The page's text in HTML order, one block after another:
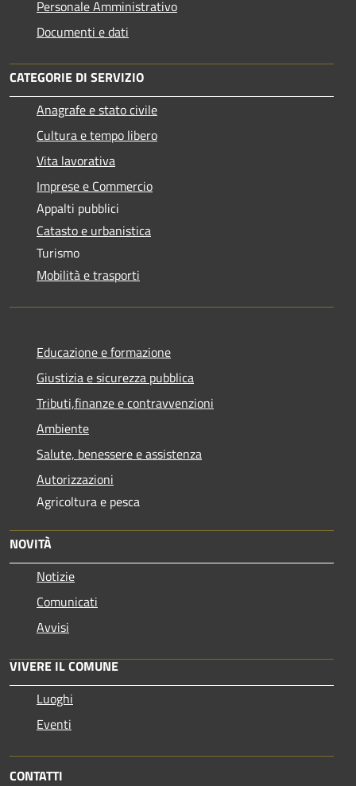
Personale Amministrativo
Documenti e dati
CATEGORIE DI SERVIZIO
Anagrafe e stato civile
Cultura e tempo libero
Vita lavorativa
Imprese e Commercio
Appalti pubblici
Catasto e urbanistica
Turismo
Mobilità e trasporti
Educazione e formazione
Giustizia e sicurezza pubblica
Tributi,finanze e contravvenzioni
Ambiente
Salute, benessere e assistenza
Autorizzazioni
Agricoltura e pesca
NOVITÀ
Notizie
Comunicati
Avvisi
VIVERE IL COMUNE
Luoghi
Eventi
CONTATTI